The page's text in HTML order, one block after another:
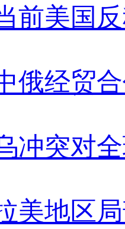
前美国
俄经贸
冲突对
美地区